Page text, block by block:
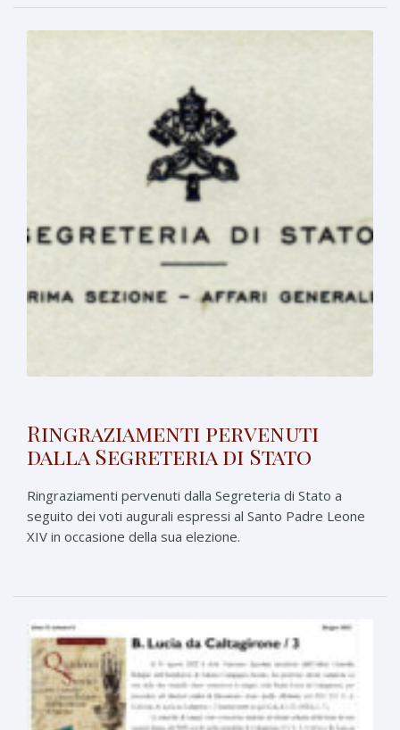
Ringraziamenti pervenuti
dalla Segreteria di Stato
Ringraziamenti pervenuti dalla Segreteria di Stato a
seguito dei voti augurali espressi al Santo Padre Leone
XIV in occasione della sua elezione.